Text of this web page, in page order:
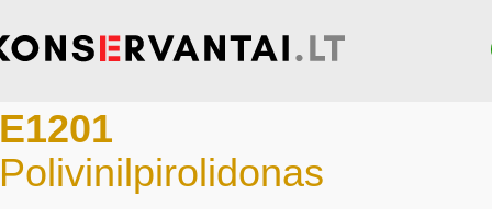
E1201
Polivinilpirolidonas